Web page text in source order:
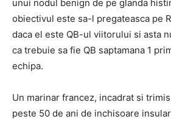
unui nodul benign de pe glanda
obiectivul este sa-l pregateasca pe
daca el este QB-ul viitorului si asta
ca trebuie sa fie QB saptamana 1
echipa.
Un marinar francez, incadrat si
peste 50 de ani de inchisoare